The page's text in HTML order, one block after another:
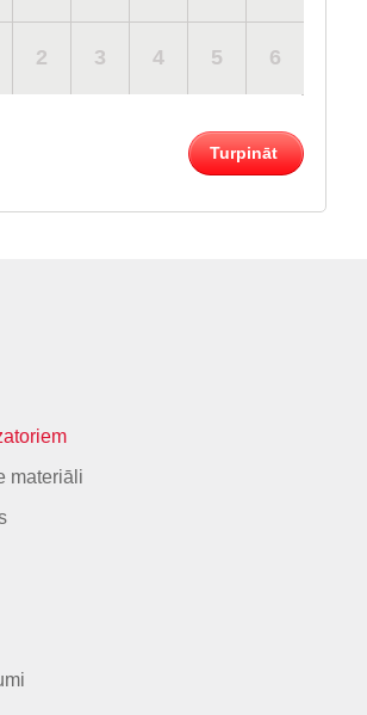
2 3 4 5 6
Turpināt
materiāli